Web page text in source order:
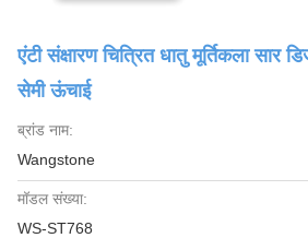
एंटी संक्षारण चित्रित धातु मूर्तिकला सार
सेमी ऊंचाई
ब्रांड नाम:
Wangstone
मॉडल संख्या:
WS-ST768